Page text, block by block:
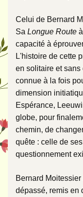
Celui de Bernard
Sa Longue Route
capacité à
L'histoire de cette
en solitaire et sans
connue à la fois
dimension
Espérance,
globe, pour
chemin, de
quête : celle de
questionnement
Bernard
dépassé, remis en